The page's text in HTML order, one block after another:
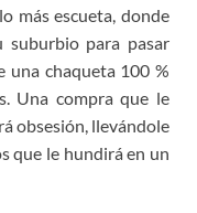
más escueta, donde
suburbio para pasar
una chaqueta 100 %
Una compra que le
obsesión, llevándole
que le hundirá en un